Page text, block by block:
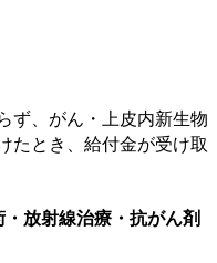
ず、がん・上皮内新生物
たとき、給付金が受け取
・放射線治療・抗がん剤